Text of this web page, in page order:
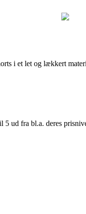
i et let og lækkert
ud fra bl.a. deres